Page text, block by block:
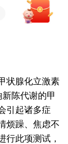
腺化立激素
陈代谢的甲
引起诸多症
烦躁、焦虑不
行此项测试，